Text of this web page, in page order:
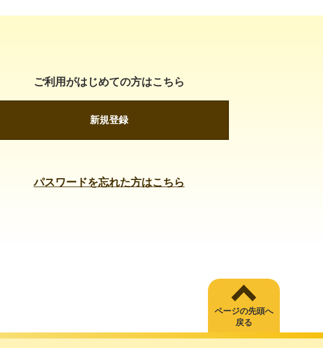
ご利用がはじめての方はこちら
新規登録
パスワードを忘れた方はこちら
ページの先頭へ
戻る